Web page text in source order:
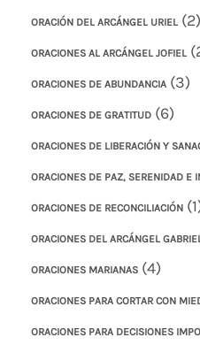
ORACIÓN DEL ARCÁNGEL URIEL (2)
ORACIONES AL ARCÁNGEL JOFIEL
ORACIONES DE ABUNDANCIA (3)
ORACIONES DE GRATITUD (6)
ORACIONES DE LIBERACIÓN Y
ORACIONES DE PAZ, SERENIDAD E
ORACIONES DE RECONCILIACIÓN
ORACIONES DEL ARCÁNGEL
ORACIONES MARIANAS (4)
ORACIONES PARA CORTAR CON
ORACIONES PARA DECISIONES